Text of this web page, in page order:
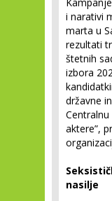
i narativi
marta u
rezultati
štetnih
izbora
državne
aktere”,
nasilje